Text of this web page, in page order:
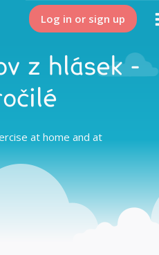
Log in or sign up
z hlásek -
at home and at